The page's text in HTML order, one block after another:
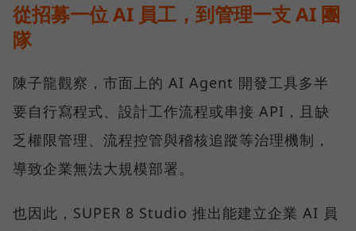
從招募一位 AI 員工，到管理一支 AI 團
隊
陳子龍觀察，市面上的 AI Agent 開發工具多半
要自行寫程式、設計工作流程或串接 API，且缺
乏權限管理、流程控管與稽核追蹤等治理機制，
導致企業無法大規模部署。
也因此，SUPER 8 Studio 推出能建立企業 AI 員